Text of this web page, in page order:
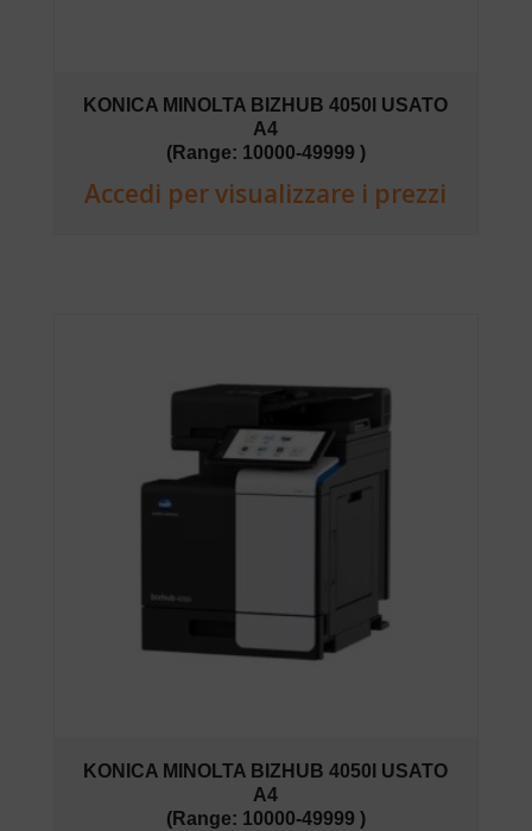
KONICA MINOLTA BIZHUB 4050I USATO
A4
(Range: 10000-49999 )
Accedi per visualizzare i prezzi
KONICA MINOLTA BIZHUB 4050I USATO
A4
(Range: 10000-49999 )